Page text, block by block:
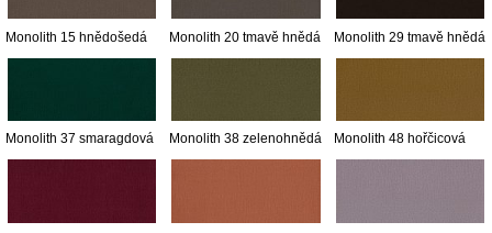
Monolith 15 hnědošedá Monolith 20 tmavě hnědá Monolith 29 tmavě hnědá
Monolith 37 smaragdová Monolith 38 zelenohnědá Monolith 48 hořčicová